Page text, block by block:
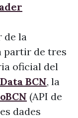
de la
partir de tres
oficial del
BCN, la
(API de
dades